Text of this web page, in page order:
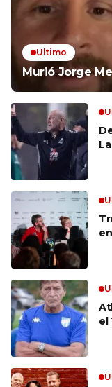
Ultimo
Murió Jorge
el